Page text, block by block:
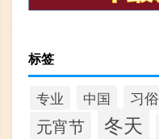
标签
专业 中国 习俗
元宵节 冬天